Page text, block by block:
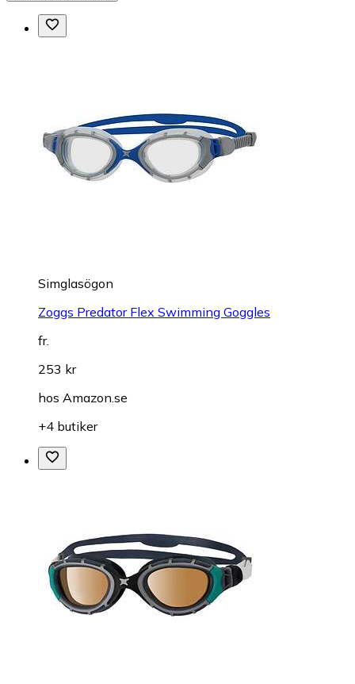
Simglasögon
Zoggs Predator Flex Swimming Goggles
fr.
253 kr
hos Amazon.se
+4 butiker